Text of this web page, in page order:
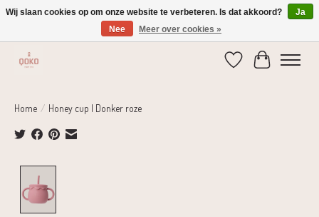
Verzending 1-2 dagen | Gratis verzending vanaf € 75,-
Verlanglijst
Home / Honey cup | Donker roze
Wij slaan cookies op om onze website te verbeteren. Is dat akkoord?
Ja
Nee
Meer over cookies »